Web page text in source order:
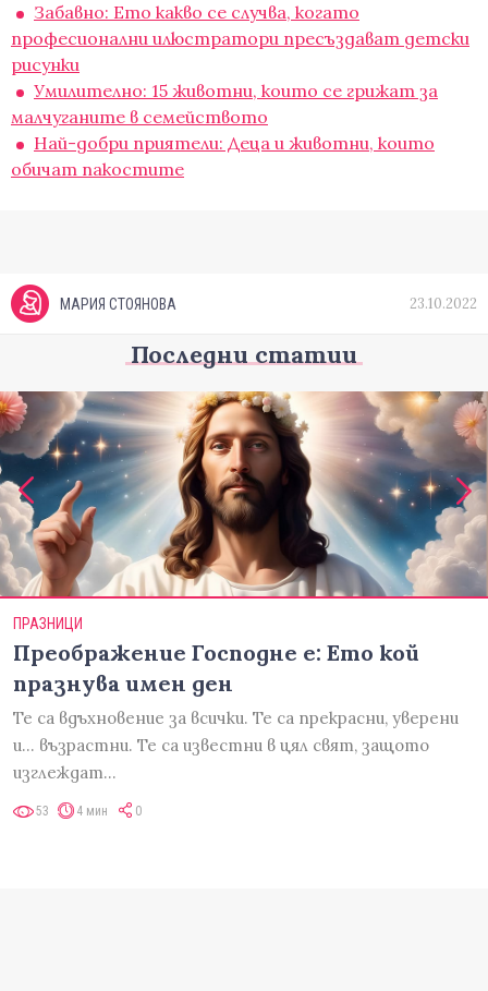
Забавно: Ето какво се случва, когато
професионални илюстратори пресъздават детски
рисунки
Умилително: 15 животни, които се грижат за
малчуганите в семейството
Най-добри приятели: Деца и животни, които
обичат пакостите
МАРИЯ СТОЯНОВА 23.10.2022
Последни статии
ПРАЗНИЦИ
Преображение Господне е: Ето кой
празнува имен ден
Те са вдъхновение за всички. Те са прекрасни, уверени
и... възрастни. Те са известни в цял свят, защото
изглеждат…
53 4 мин 0